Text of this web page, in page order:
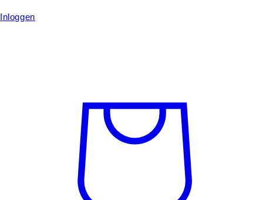
Inloggen